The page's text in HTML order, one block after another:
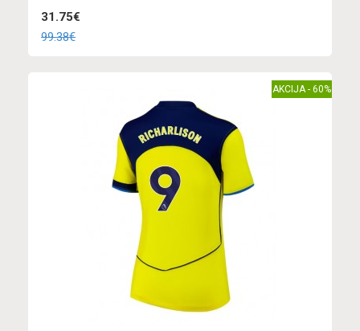
31.75€
99.38€
AKCIJA - 60%